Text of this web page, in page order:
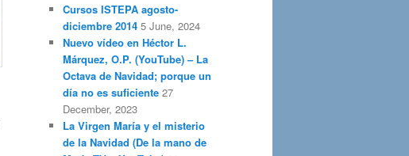
Cursos ISTEPA agosto-
diciembre 2014 5 June, 2024
Nuevo vídeo en Héctor L.
Márquez, O.P. (YouTube) – La
Octava de Navidad; porque un
día no es suficiente 27
December, 2023
La Virgen María y el misterio
de la Navidad (De la mano de